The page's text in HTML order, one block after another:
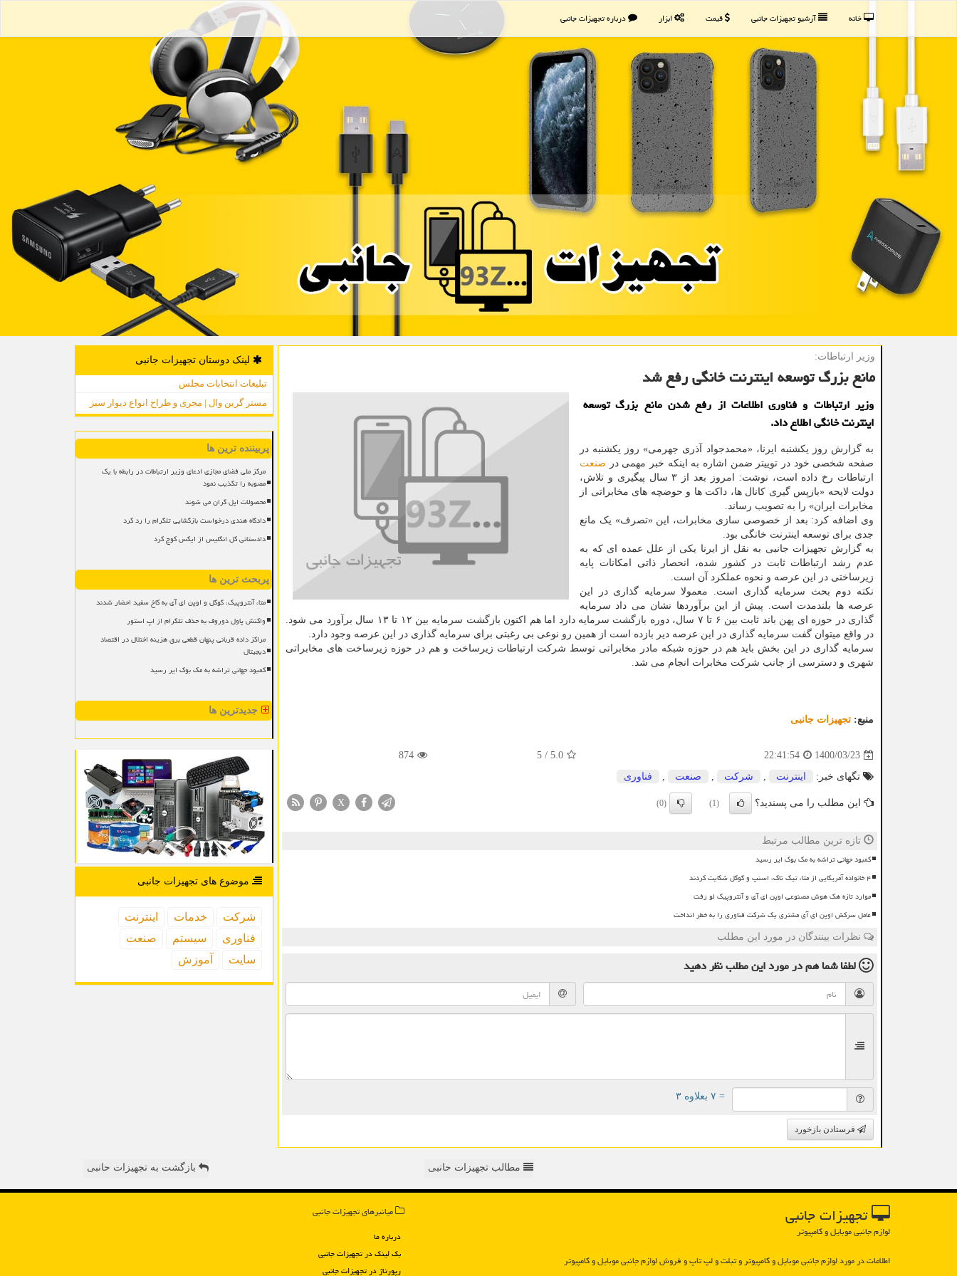
خانه آرشیو تجهیزات جانبی قیمت ابزار درباره تجهیزات جانبی
وزیر ارتباطات:
مانع بزرگ توسعه اینترنت خانگی رفع شد
وزیر ارتباطات و فناوری اطلاعات از رفع شدن مانع بزرگ توسعه
اینترنت خانگی اطلاع داد.
به گزارش روز یکشنبه ایرنا، «محمدجواد آذری جهرمی» روز یکشنبه در
صفحه شخصی خود در توییتر ضمن اشاره به اینکه خبر مهمی در صنعت
ارتباطات رخ داده است، نوشت: امروز بعد از ۳ سال پیگیری و تلاش،
دولت لایحه «بازپس گیری کانال ها، داکت ها و حوضچه های مخابراتی از
مخابرات ایران» را به تصویب رساند.
وی اضافه کرد: بعد از خصوصی سازی مخابرات، این «تصرف» یک مانع
جدی برای توسعه اینترنت خانگی بود.
به گزارش تجهیزات جانبی به نقل از ایرنا یکی از علل عمده ای که به
عدم رشد ارتباطات ثابت در کشور شده، انحصار ذاتی امکانات پایه
زیرساختی در این عرصه و نحوه عملکرد آن است.
نکته دوم بحث سرمایه گذاری است. معمولا سرمایه گذاری در این
عرصه ها بلندمدت است. پیش از این برآوردها نشان می داد سرمایه
گذاری در حوزه ای پهن باند ثابت بین ۶ تا ۷ سال، دوره بازگشت سرمایه دارد اما هم اکنون بازگشت سرمایه بین ۱۲ تا ۱۳ سال برآورد می شود.
در واقع میتوان گفت سرمایه گذاری در این عرصه دیر بازده است از همین رو نوعی بی رغبتی برای سرمایه گذاری در این عرصه وجود دارد.
سرمایه گذاری در این بخش باید هم در حوزه شبکه مادر مخابراتی توسط شرکت ارتباطات زیرساخت و هم در حوزه زیرساخت های مخابراتی
شهری و دسترسی از جانب شرکت مخابرات انجام می شد.
منبع: تجهیزات جانبی
1400/03/23
22:41:54
5.0
/
5
874
تگهای خبر: اینترنت , شركت , صنعت , فناوری
این مطلب را می پسندید؟ (1)
(0)
X
تازه ترین مطالب مرتبط
کمبود جهانی تراشه به مک بوک ایر رسید
۴ خانواده آمریکایی از متا، تیک تاک، اسنپ و گوگل شکایت کردند
موارد تازه هک هوش مصنوعی اوپن ای آی و آنتروپیک لو رفت
عامل سرکش اوپن ای آی مشتری یک شرکت فناوری را به خطر انداخت
نظرات بینندگان در مورد این مطلب
لطفا شما همدر مورد این مطلبنظر دهید
= ۷ بعلاوه ۳
فرستادن بازخورد
لینک دوستان تجهیزات جانبی
تبلیغات انتخابات مجلس
مستر گرین وال | مجری و طراح انواع دیوار سبز
پربیننده ترین ها
مرکز ملی فضای مجازی ادعای وزیر ارتباطات در رابطه با یک
مصوبه را تکذیب نمود
محصولات اپل گران می شوند
دادگاه هندی درخواست بازگشایی تلگرام را رد کرد
دادستانی کل انگلیس از ایکس کوچ کرد
پربحث ترین ها
متا، آنتروپیک، گوگل و اوپن ای آی به کاخ سفید احضار شدند
واکنش پاول دوروف به حذف تلگرام از اپ استور
مراکز داده قربانی پنهان قطعی برق هزینه اختلال در اقتصاد
دیجیتال
کمبود جهانی تراشه به مک بوک ایر رسید
جدیدترین ها
موضوع های تجهیزات جانبی
شركت خدمات
اینترنت
فناوری
سیستم
صنعت
سایت
آموزش
مطالب تجهیزات حانبی بازگشت به تجهیزات حانبی
تجهیزات جانبی
لوازم جانبی موبایل و کامپیوتر
اطلاعات در مورد لوازم جانبی موبایل و كامپیوتر و تبلت و لپ تاپ و فروش لوازم جانبی موبایل و كامپیوتر
میانبرهای تجهیزات جانبی
درباره ما
بک لینک در تجهیزات جانبی
رپورتاژ در تجهیزات جانبی